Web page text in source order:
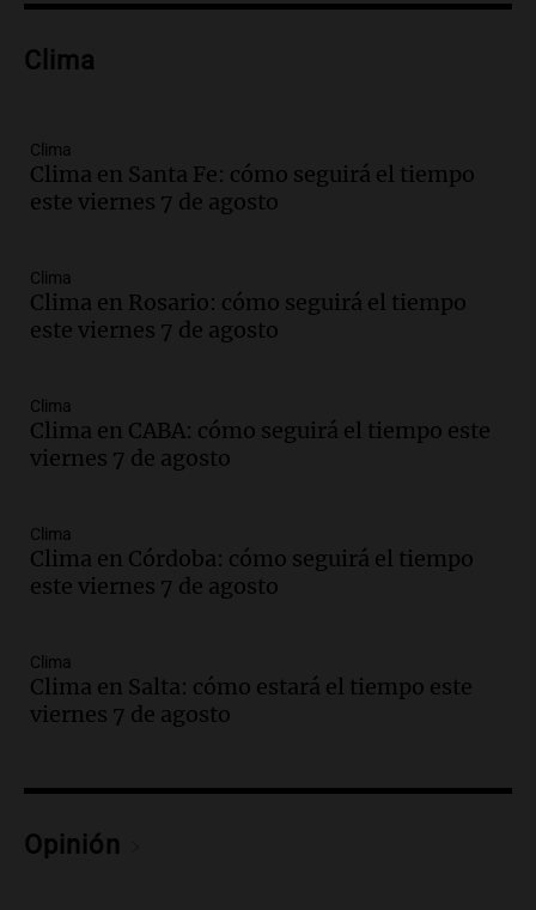
perjudicar a Estados Unidos en medio de
Audio.Oncativo presenta su 52ª Fiesta
Nacional del Salame con la novedad de la
Audio.El reclamo del sector industrial
tras las críticas de Caputo: "Somos seres
Episodios
Audio.Suspenden clases en Bariloche y
Panorama Federal
Episodios
Noticias
Episodios
"Lamentablemente nadie va a
Siempre Juntos Rosario
Clima
Clima
Clima en Santa Fe: cómo seguirá el tiempo
este viernes 7 de agosto
Clima
Clima en Rosario: cómo seguirá el tiempo
este viernes 7 de agosto
Clima
Clima en CABA: cómo seguirá el tiempo este
viernes 7 de agosto
Clima
Clima en Córdoba: cómo seguirá el tiempo
este viernes 7 de agosto
Clima
Clima en Salta: cómo estará el tiempo este
viernes 7 de agosto
Opinión